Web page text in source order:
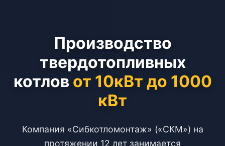
Производство
твердотопливных
котлов от 10кВт до 1000
кВт
Компания «Сибкотломонтаж» («СКМ») на
протяжении 12 лет занимается